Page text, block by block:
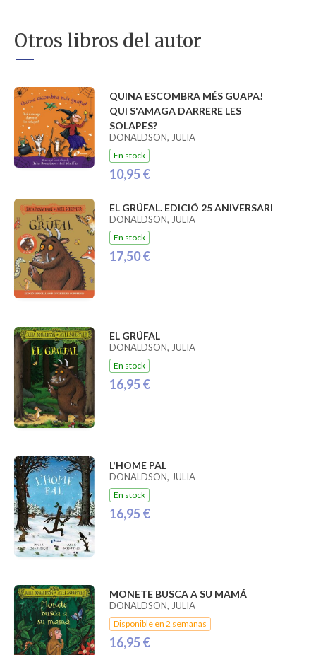
Otros libros del autor
QUINA ESCOMBRA MÉS GUAPA!
QUI S'AMAGA DARRERE LES
SOLAPES?
DONALDSON, JULIA
En stock
10,95 €
EL GRÚFAL. EDICIÓ 25 ANIVERSARI
DONALDSON, JULIA
En stock
17,50 €
EL GRÚFAL
DONALDSON, JULIA
En stock
16,95 €
L'HOME PAL
DONALDSON, JULIA
En stock
16,95 €
MONETE BUSCA A SU MAMÁ
DONALDSON, JULIA
Disponible en 2 semanas
16,95 €